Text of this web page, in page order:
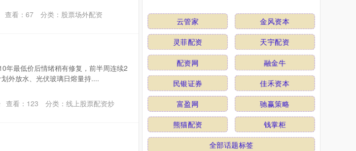
查看： 67 分类： 股票场外配资
年最低价后情绪稍有修复，前半周连续2
外放水、光伏玻璃日熔量持....
查看： 123 分类： 线上股票配资炒
云管家
金风资本
灵菲配资
天宇配资
配资网
融金牛
民银证券
佳禾资本
富盈网
驰赢策略
熊猫配资
钱掌柜
全部话题标签